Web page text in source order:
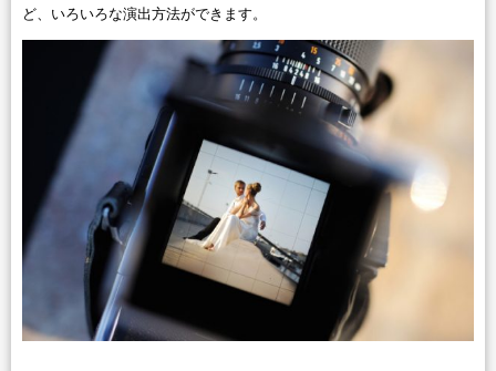
ど、いろいろな演出方法ができます。